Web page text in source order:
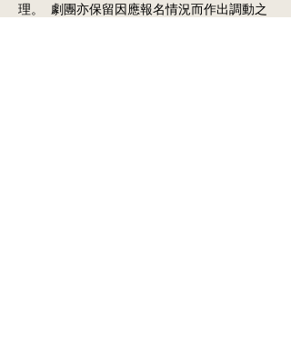
理。 劇團亦保留因應報名情況而作出調動之